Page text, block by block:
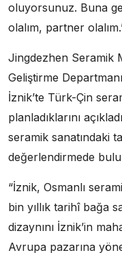
oluyorsunuz. Buna
olalım, partner
Jingdezhen Seramik
Geliştirme
İznik’te Türk-Çin
planladıklarını
seramik sanatındaki
değerlendirmede
“İznik, Osmanlı
bin yıllık tarihî bağa
dizaynını İznik’in
Avrupa pazarına